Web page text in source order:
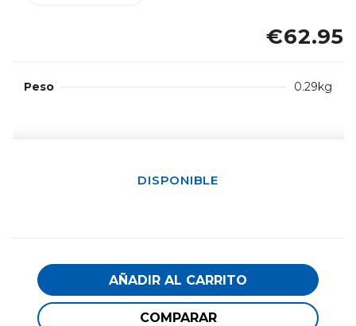
€62.95
Peso 0.29kg
DISPONIBLE
AÑADIR AL CARRITO
COMPARAR